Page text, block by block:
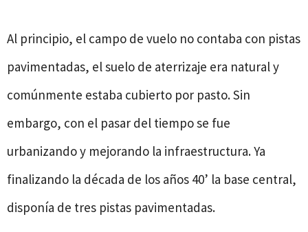
Al principio, el campo de vuelo no contaba con pistas
pavimentadas, el suelo de aterrizaje era natural y
comúnmente estaba cubierto por pasto. Sin
embargo, con el pasar del tiempo se fue
urbanizando y mejorando la infraestructura. Ya
finalizando la década de los años 40’ la base central,
disponía de tres pistas pavimentadas.